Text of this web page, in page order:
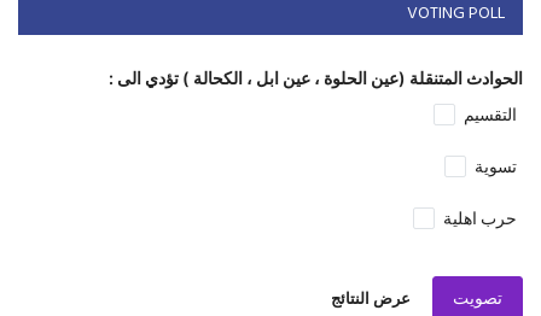
VOTING POLL
الحوادث المتنقلة (عين الحلوة ، عين ابل ، الكحالة ) تؤدي الى :
التقسيم
تسوية
حرب اهلية
تصويت عرض النتائج